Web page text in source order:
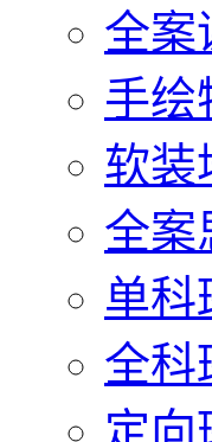
全案
手绘
软装
全案
单科
全科
定向